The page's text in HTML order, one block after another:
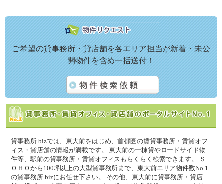
ご希望の貸事務所・貸店舗を各エリア担当が新着・未公
開物件を含め一括送付！
貸事務所.bizでは、東大前をはじめ、首都圏の賃貸事務所・賃貸オフ
ィス・貸店舗の情報が満載です。 東大前の一棟貸やロードサイド物
件等、駅前の貸事務所・賃貸オフィスもらくらく検索できます。 Ｓ
ＯＨＯから100坪以上の大型貸事務所まで、東大前エリア物件数No.1
の貸事務所.bizにお任せ下さい。 その他、東大前に貸事務所・貸店